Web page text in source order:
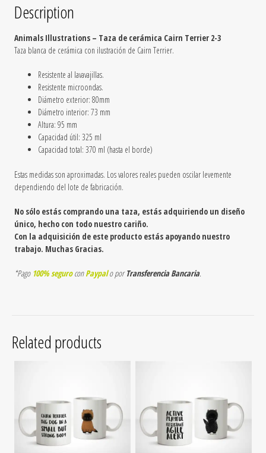
Description
Animals Illustrations – Taza de cerámica Cairn Terrier 2-3
Taza blanca de cerámica con ilustración de Cairn Terrier.
Resistente al lavavajillas.
Resistente microondas.
Diámetro exterior: 80mm
Diámetro interior: 73 mm
Altura: 95 mm
Capacidad útil: 325 ml
Capacidad total: 370 ml (hasta el borde)
Estas medidas son aproximadas. Los valores reales pueden oscilar levemente
dependiendo del lote de fabricación.
No sólo estás comprando una taza, estás adquiriendo un diseño
único, hecho con todo nuestro cariño.
Con la adquisición de este producto estás apoyando nuestro
trabajo. Muchas Gracias.
*Pago 100% seguroconPaypalo porTransferencia Bancaria.
Related products